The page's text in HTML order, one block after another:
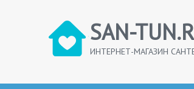
SAN-
ИНТЕРНЕТ-МАГАЗИН